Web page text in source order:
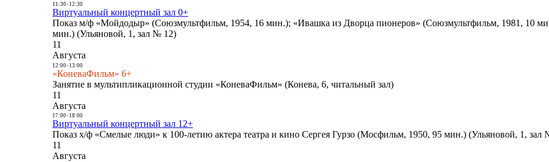
11:30- 12:30
Виртуальный концертный зал 0+
Показ м/ф «Мойдодыр» (Союзмультфильм, 1954, 16 мин.); «Ивашка из Дворца пионеров» (Союзмультфильм, 1981, 10
мин.) (Ульяновой, 1, зал № 12)
11
Августа
12:00- 13:00
«КоневаФильм» 6+
Занятие в мультипликационной студии «КоневаФильм» (Конева, 6, читальный зал)
11
Августа
17:00- 18:00
Виртуальный концертный зал 12+
Показ х/ф «Смелые люди» к 100-летию актера театра и кино Сергея Гурзо (Мосфильм, 1950, 95 мин.) (Ульяновой, 1, зал
11
Августа